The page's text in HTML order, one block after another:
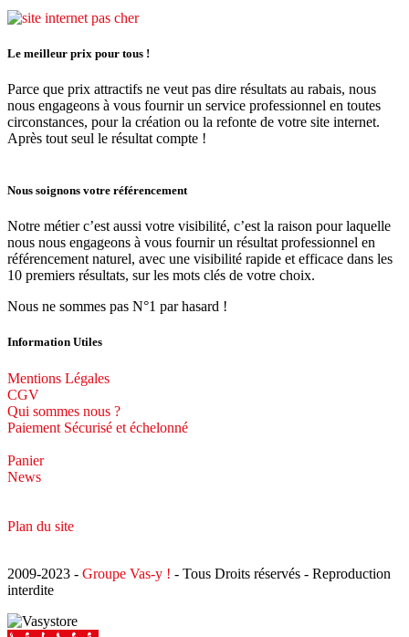
Le meilleur prix pour tous !
Parce que prix attractifs ne veut pas dire résultats au rabais, nous
nous engageons à vous fournir un service professionnel en toutes
circonstances, pour la création ou la refonte de votre site internet.
Après tout seul le résultat compte !
Nous soignons votre référencement
Notre métier c’est aussi votre visibilité, c’est la raison pour laquelle
nous nous engageons à vous fournir un résultat professionnel en
référencement naturel, avec une visibilité rapide et efficace dans les
10 premiers résultats, sur les mots clés de votre choix.
Nous ne sommes pas N°1 par hasard !
Information Utiles
Mentions Légales
CGV
Qui sommes nous ?
Paiement Sécurisé et échelonné
Panier
News
Plan du site
2009-2023 - Groupe Vas-y ! - Tous Droits réservés - Reproduction
interdite